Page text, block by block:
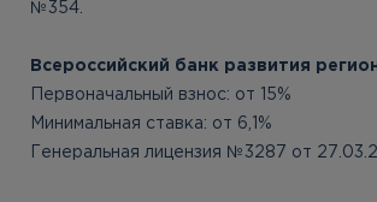
№354.
Всероссийский банк развития
Первоначальный взнос: от 15%
Минимальная ставка: от 6,1%
Генеральная лицензия №3287 от